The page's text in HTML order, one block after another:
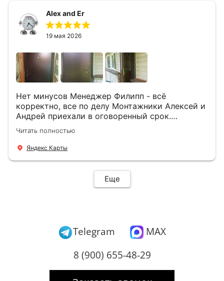
Alex and Er
19 мая 2026
Нет минусов Менеджер Филипп - всё
корректно, все по делу Монтажники Алексей и
Андрей приехали в оговоренный срок.
Демонтировали старую дверь и установили
новую буквально за час Быстро и качественно
+ нормальные цены Всем большое спасибо
Читать полностью
Яндекс Карты
Еще
Telegram
MAX
8 (900) 655-48-29